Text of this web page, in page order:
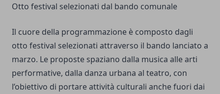
Otto festival selezionati dal bando comunale
Il cuore della programmazione è composto dagli
otto festival selezionati attraverso il bando lanciato a
marzo. Le proposte spaziano dalla musica alle arti
performative, dalla danza urbana al teatro, con
l’obiettivo di portare attività culturali anche fuori dai